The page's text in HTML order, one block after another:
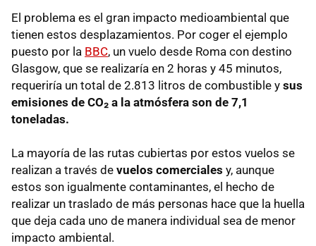
El problema es el gran impacto medioambiental que
tienen estos desplazamientos. Por coger el ejemplo
puesto por la BBC, un vuelo desde Roma con destino
Glasgow, que se realizaría en 2 horas y 45 minutos,
requeriría un total de 2.813 litros de combustible y sus
emisiones de CO₂ a la atmósfera son de 7,1
toneladas.
La mayoría de las rutas cubiertas por estos vuelos se
realizan a través de vuelos comerciales y, aunque
estos son igualmente contaminantes, el hecho de
realizar un traslado de más personas hace que la huella
que deja cada uno de manera individual sea de menor
impacto ambiental.